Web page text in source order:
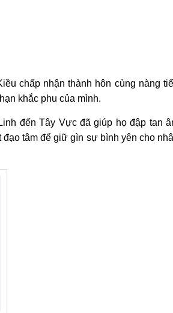
chấp nhận thành hôn cùng nàng
khắc phu của mình.
đến Tây Vực đã giúp họ đập tan
tâm để giữ gìn sự bình yên cho